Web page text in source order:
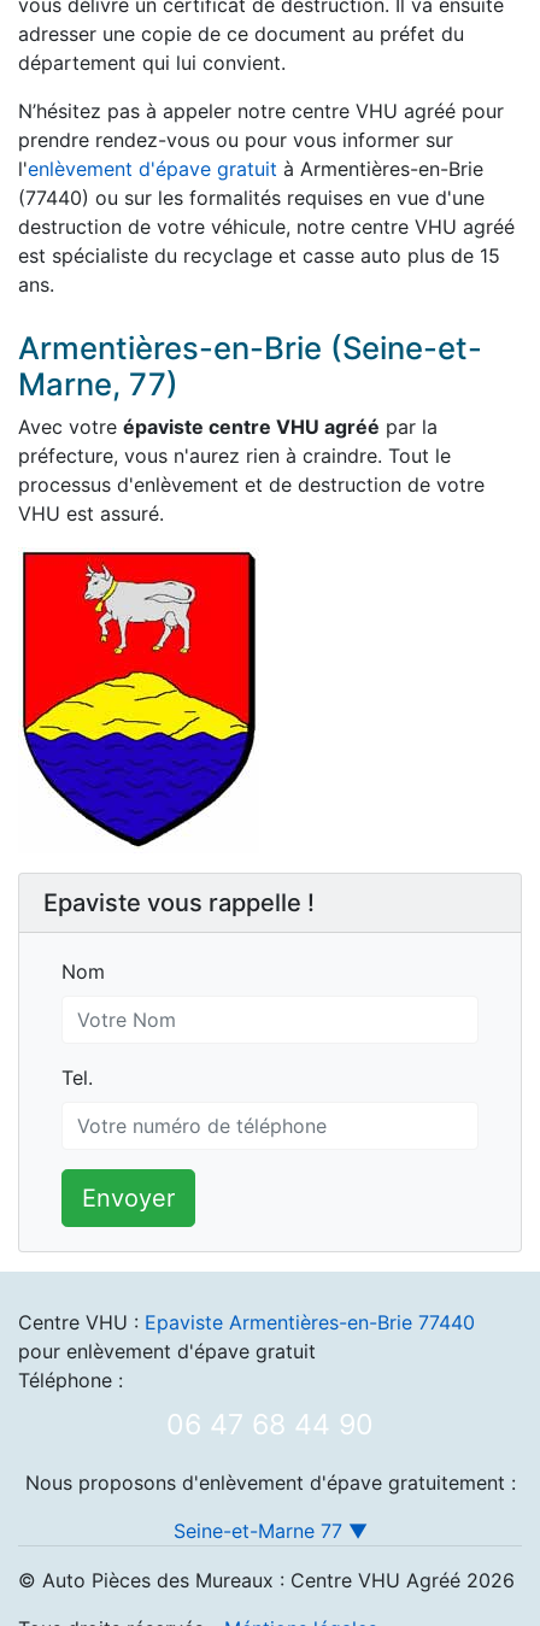
vous délivre un certificat de destruction. Il va ensuite
adresser une copie de ce document au préfet du
département qui lui convient.
N’hésitez pas à appeler notre centre VHU agréé pour
prendre rendez-vous ou pour vous informer sur
l'enlèvement d'épave gratuit à Armentières-en-Brie
(77440) ou sur les formalités requises en vue d'une
destruction de votre véhicule, notre centre VHU agréé
est spécialiste du recyclage et casse auto plus de 15
ans.
Armentières-en-Brie (Seine-et-
Marne, 77)
Avec votre épaviste centre VHU agréé par la
préfecture, vous n'aurez rien à craindre. Tout le
processus d'enlèvement et de destruction de votre
VHU est assuré.
Epaviste vous rappelle !
Nom
Nom
Tel.
Tel.
Envoyer
Centre VHU : Epaviste Armentières-en-Brie 77440
pour enlèvement d'épave gratuit
Téléphone :
06 47 68 44 90
Nous proposons d'enlèvement d'épave gratuitement :
Seine-et-Marne 77 ▼
© Auto Pièces des Mureaux : Centre VHU Agréé 2026